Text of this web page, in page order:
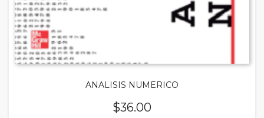
ANALISIS NUMERICO
$36.00